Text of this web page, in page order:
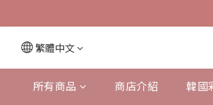
繁體中文
所有商品 商店介紹 韓國